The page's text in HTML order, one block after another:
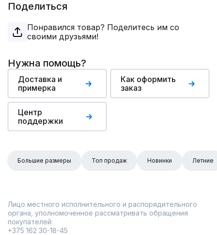
Поделиться
Понравился товар? Поделитесь им со
своими друзьями!
Нужна помощь?
Доставка и
примерка
Как оформить
заказ
Центр
поддержки
Большие размеры Топ продаж Новинки Летние
Лицо местного исполнительного и распорядительного
органа, уполномоченное рассматривать обращения
покупателей:
+375 162 30-18-45